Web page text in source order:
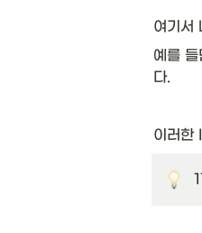
여기서
예를 들
다.
이러한